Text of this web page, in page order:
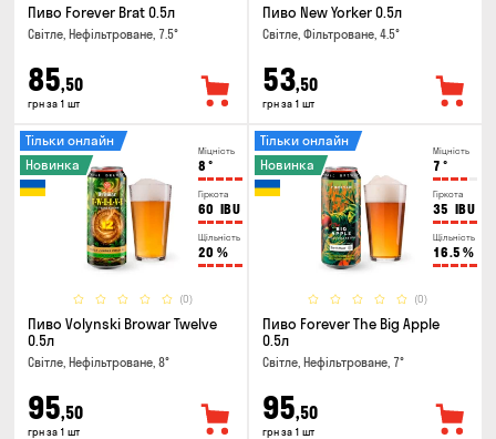
Пиво Forever Brat 0.5л
Світле, Нефільтроване, 7.5°
85,50
грн за 1 шт
Пиво New Yorker 0.5л
Світле, Фільтроване, 4.5°
53,50
грн за 1 шт
Міцність
8 °
Гіркота
60 IBU
Щільність
20 %
(0)
Тільки онлайн
Новинка
Пиво Volynski Browar Twelve
0.5л
Світле, Нефільтроване, 8°
95,50
грн за 1 шт
Міцність
7 °
Гіркота
35 IBU
Щільність
16.5 %
(0)
Тільки онлайн
Новинка
Пиво Forever The Big Apple
0.5л
Світле, Нефільтроване, 7°
95,50
грн за 1 шт